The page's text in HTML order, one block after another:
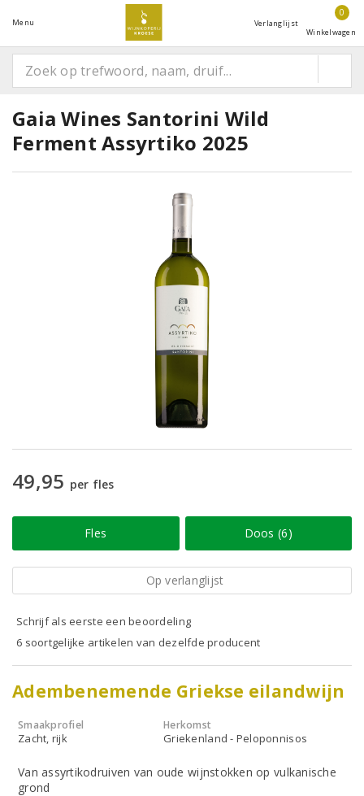
Menu Verlanglijst
0
Winkelwagen
Gaia Wines Santorini Wild
Ferment Assyrtiko 2025
49,95 per fles
Fles Doos (6)
Op verlanglijst
Schrijf als eerste een beoordeling
6 soortgelijke artikelen van dezelfde producent
Adembenemende Griekse eilandwijn
Smaakprofiel
Zacht, rijk
Herkomst
Griekenland - Peloponnisos
Van assyrtikodruiven van oude wijnstokken op vulkanische
grond